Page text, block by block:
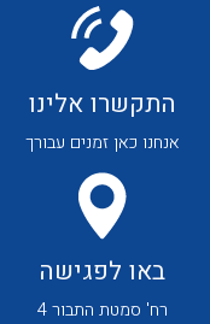
לכל מוצרי היצרן
התקשרו אלינו
אנחנו כאן זמנים עבורך
באו לפגישה
רח' סמטת התבור 4